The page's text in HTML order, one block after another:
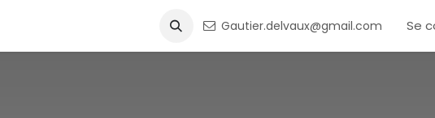
Formations & certificationsGautier.delvaux@gmail.com Se